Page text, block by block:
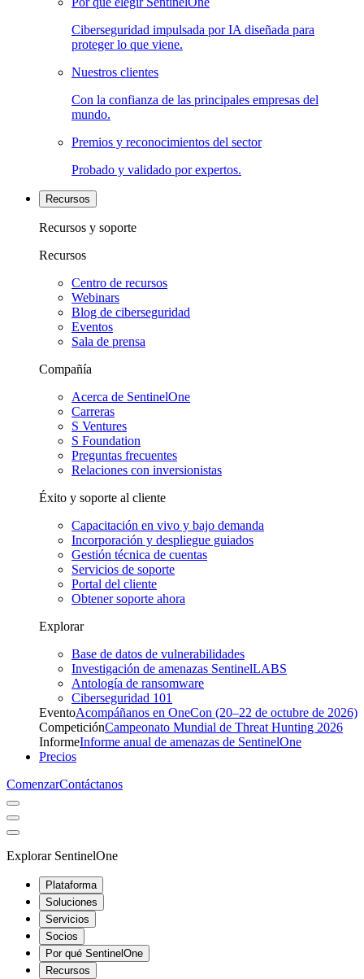
Ciberseguridad impulsada por IA diseñada para
proteger lo que viene.
Nuestros clientes
Con la confianza de las principales empresas del
mundo.
Premios y reconocimientos del sector
Probado y validado por expertos.
Recursos
Recursos y soporte
Recursos
Centro de recursos
Webinars
Blog de ciberseguridad
Eventos
Sala de prensa
Compañía
Acerca de SentinelOne
Carreras
S Ventures
S Foundation
Preguntas frecuentes
Relaciones con inversionistas
Éxito y soporte al cliente
Capacitación en vivo y bajo demanda
Incorporación y despliegue guiados
Gestión técnica de cuentas
Servicios de soporte
Portal del cliente
Obtener soporte ahora
Explorar
Base de datos de vulnerabilidades
Investigación de amenazas SentinelLABS
Antología de ransomware
Ciberseguridad 101
EventoAcompáñanos en OneCon (20–22 de octubre de 2026)
CompeticiónCampeonato Mundial de Threat Hunting 2026
InformeInforme anual de amenazas de SentinelOne
Precios
ComenzarContáctanos
Explorar SentinelOne
Plataforma
Soluciones
Servicios
Socios
Por qué SentinelOne
Recursos